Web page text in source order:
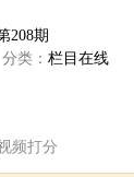
208期
： 栏目在线
频打分